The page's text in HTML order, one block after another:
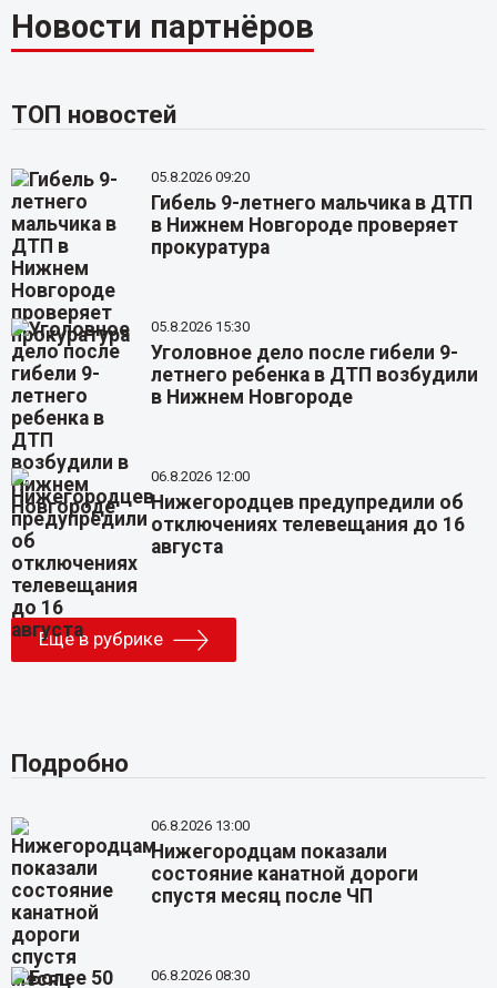
Новости партнёров
ТОП новостей
05.8.2026 09:20
Гибель 9-летнего мальчика в ДТП
в Нижнем Новгороде проверяет
прокуратура
05.8.2026 15:30
Уголовное дело после гибели 9-
летнего ребенка в ДТП возбудили
в Нижнем Новгороде
06.8.2026 12:00
Нижегородцев предупредили об
отключениях телевещания до 16
августа
Еще в рубрике
Подробно
06.8.2026 13:00
Нижегородцам показали
состояние канатной дороги
спустя месяц после ЧП
06.8.2026 08:30